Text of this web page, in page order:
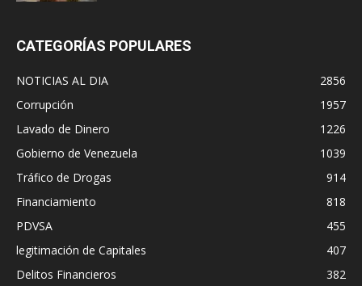
CATEGORÍAS POPULARES
NOTICIAS AL DIA
2856
Corrupción
1957
Lavado de Dinero
1226
Gobierno de Venezuela
1039
Tráfico de Drogas
914
Financiamiento
818
PDVSA
455
legitimación de Capitales
407
Delitos Financieros
382